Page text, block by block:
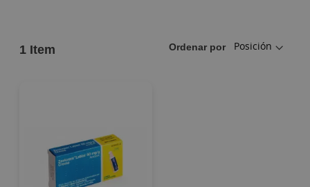
1Item Ordenar por